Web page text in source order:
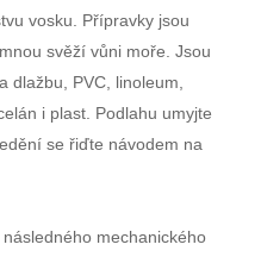
vosku. Přípravky jsou
svěží vůni moře. Jsou
dlažbu, PVC, linoleum,
i plast. Podlahu umyjte
se řiďte návodem na
mechanického